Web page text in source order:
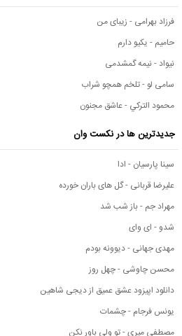
فرزاد بهرامی - زیبای من
حامیم - یکیو دارم
نیواد - نیمه گمشدمی
سامی لو - تلخم همچو شراب
محمود التركي - عاشق مجنون
جدیدترین ها در نکست وان
سینا پارسیان - ادا
علیرضا قربانی - گل های باران خورده
مهراد جم - باز شب شد
شدو - ای وای
مهدی جهانی - دیوونه بودم
محسن چاوشی - چهل روز
دانلود اپیزود عشق عمیق از دیجی شاهین
یونس فرجام - چشمات
مصطفی میری - تو ولی باور نکن